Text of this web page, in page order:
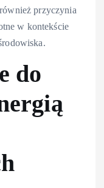
przyczynia
w kontekście
do